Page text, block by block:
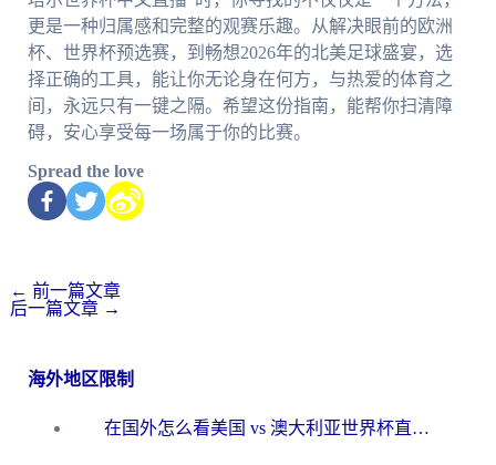
更是一种归属感和完整的观赛乐趣。从解决眼前的欧洲
杯、世界杯预选赛，到畅想2026年的北美足球盛宴，选
择正确的工具，能让你无论身在何方，与热爱的体育之
间，永远只有一键之隔。希望这份指南，能帮你扫清障
碍，安心享受每一场属于你的比赛。
Spread the love
← 前一篇文章
后一篇文章 →
海外地区限制
在国外怎么看美国 vs 澳大利亚世界杯直播？海外党必藏的中文解说观赛指南